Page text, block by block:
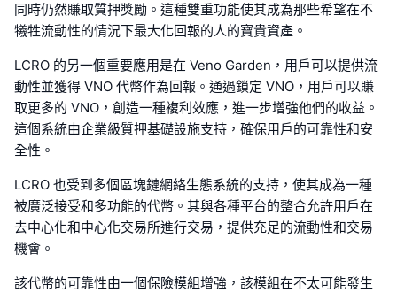
同時仍然賺取質押獎勵。這種雙重功能使其成為那些希望在不
犧牲流動性的情況下最大化回報的人的寶貴資產。
LCRO 的另一個重要應用是在 Veno Garden，用戶可以提供流
動性並獲得 VNO 代幣作為回報。通過鎖定 VNO，用戶可以賺
取更多的 VNO，創造一種複利效應，進一步增強他們的收益。
這個系統由企業級質押基礎設施支持，確保用戶的可靠性和安
全性。
LCRO 也受到多個區塊鏈網絡生態系統的支持，使其成為一種
被廣泛接受和多功能的代幣。其與各種平台的整合允許用戶在
去中心化和中心化交易所進行交易，提供充足的流動性和交易
機會。
該代幣的可靠性由一個保險模組增強，該模組在不太可能發生